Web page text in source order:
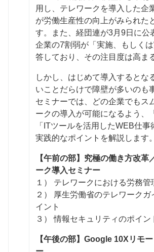
用し、テレワークを導入した企
が労働生産性の向上がみられた
す。また、経団連が3月9日に公
企業の7割弱が「実施、もしく
答しており、その注目度は高ま
しかし、はじめて導入するとな
いことだらけで障壁が多いのも
セミナーでは、どの企業でもス
ークの導入が可能になるよう、
「ITツールを活用したWEB仕事
実践的なポイントを解説します。
【午前の部】究極の働き方改革
ーク導入セミナー
１） テレワークにおける労務管
２） 厚生労働省のテレワークガ
イント
３） 情報セキュリティのポイン
【午後の部】Google 10Xリモ